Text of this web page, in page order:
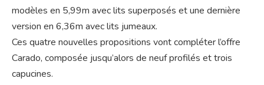
modèles en 5,99m avec lits superposés et une dernière
version en 6,36m avec lits jumeaux.
Ces quatre nouvelles propositions vont compléter l’offre
Carado, composée jusqu’alors de neuf profilés et trois
capucines.